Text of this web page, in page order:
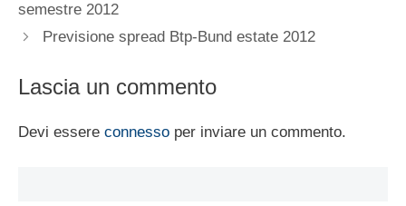
semestre 2012
Previsione spread Btp-Bund estate 2012
Lascia un commento
Devi essere connesso per inviare un commento.